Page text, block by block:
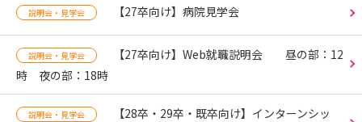
説明会・見学会 【27卒向け】病院見学会
説明会・見学会
【27卒向け】Web就職説明会 昼の部：12
時 夜の部：18時
説明会・見学会
【28卒・29卒・既卒向け】インターンシッ